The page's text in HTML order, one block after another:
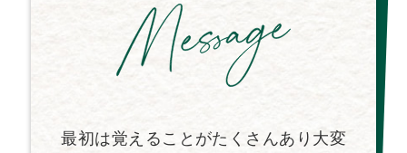
最初は覚えることがたくさんあり大変